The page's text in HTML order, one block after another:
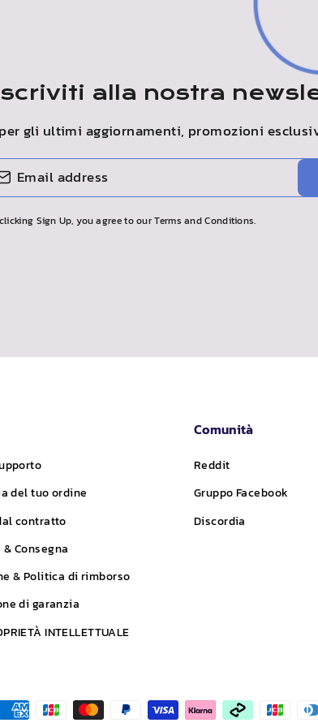
alla nostra
gli ultimi aggiornamenti, promozioni
Sign Up, you agree to our Terms and Conditions.
del tuo ordine
contratto
Consegna
& Politica di rimborso
di garanzia
INTELLETTUALE
Comunità
Reddit
Gruppo Facebook
Discordia